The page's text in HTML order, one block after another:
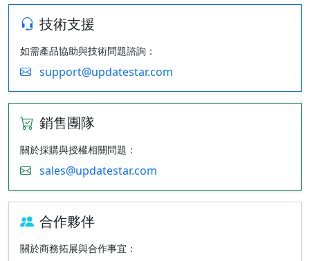
技術支援
如需產品協助與技術問題諮詢：
support@updatestar.com
銷售團隊
關於採購與授權相關問題：
sales@updatestar.com
合作夥伴
關於商務拓展與合作事宜：